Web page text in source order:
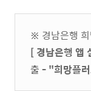
※ 경남은행
[ 경남은행 앱
출 - "희망플